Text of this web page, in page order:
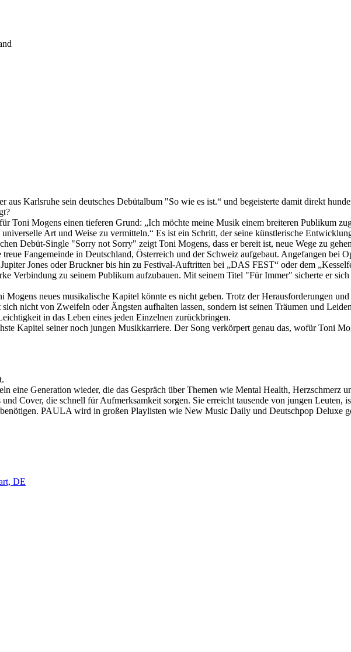
aus Karlsruhe sein deutsches Debütalbum "So wie es ist.“ und begeisterte damit direkt
Toni Mogens einen tieferen Grund: „Ich möchte meine Musik einem breiteren Publikum
Art und Weise zu vermitteln.“ Es ist ein Schritt, der seine künstlerische
Debüt-Single "Sorry not Sorry" zeigt Toni Mogens, dass er bereit ist, neue Wege zu
Fangemeinde in Deutschland, Österreich und der Schweiz aufgebaut. Angefangen bei
Jones oder Bruckner bis hin zu Festival-Auftritten bei „DAS FEST“ oder dem
Verbindung zu seinem Publikum aufzubauen. Mit seinem Titel "Für Immer" sicherte er
Mogens neues musikalische Kapitel könnte es nicht geben. Trotz der Herausforderungen
nicht von Zweifeln oder Ängsten aufhalten lassen, sondern ist seinen Träumen und
in das Leben eines jeden Einzelnen zurückbringen.
Kapitel seiner noch jungen Musikkarriere. Der Song verkörpert genau das, wofür Toni
eine Generation wieder, die das Gespräch über Themen wie Mental Health, Herzschmerz
Cover, die schnell für Aufmerksamkeit sorgen. Sie erreicht tausende von jungen Leuten,
PAULA wird in großen Playlisten wie New Music Daily und Deutschpop Deluxe
DE